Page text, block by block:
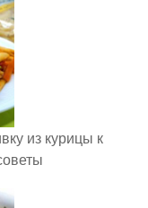
из курицы к